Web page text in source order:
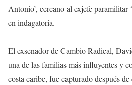
Antonio’, cercano al exjefe paramilitar
en indagatoria.
El exsenador de Cambio Radical,
una de las familias más influyentes y
costa caribe, fue capturado después